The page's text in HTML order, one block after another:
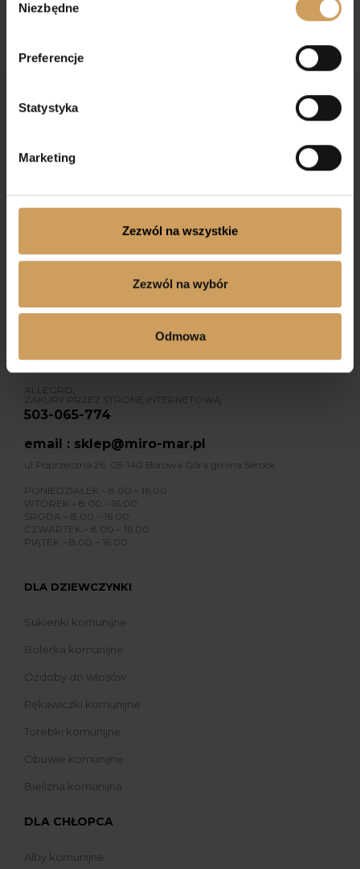
zgody
Niezbędne
Preferencje
Statystyka
Marketing
Zezwól na wszystkie
Zezwól na wybór
Odmowa
Dołącz do nas na Instagramie
KONTAKT
507-064-041
ALLEGRO,
ZAKUPY PRZEZ STRONĘ INTERNETOWĄ
503-065-774
email : sklep@miro-mar.pl
ul.Poprzeczna 26, 05-140 Borowa Góra gmina Serock
PONIEDZIAŁEK – 8.00 – 16.00
WTOREK – 8:00 – 16.00
ŚRODA – 8.00 – 16.00
CZWARTEK – 8.00 – 16.00
PIĄTEK – 8.00 – 16.00
DLA DZIEWCZYNKI
Sukienki komunijne
Bolerka komunijne
Ozdoby do włosów
Rękawiczki komunijne
Torebki komunijne
Obuwie komunijne
Bielizna komunijna
DLA CHŁOPCA
Alby komunijne